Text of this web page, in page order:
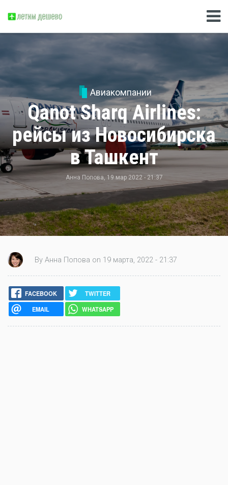
Авиакомпании
Qanot Sharq Airlines:
рейсы из Новосибирска
в Ташкент
Анна Попова , 19 мар 2022 - 21:37
By Анна Попова on 19 марта, 2022 - 21:37
FACEBOOK
TWITTER
EMAIL
WHATSAPP